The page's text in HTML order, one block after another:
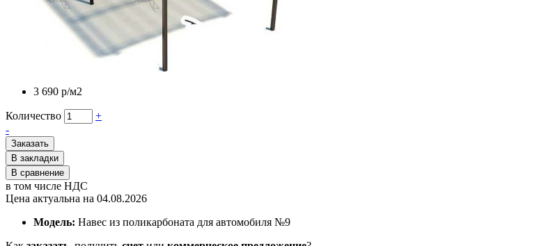
3 690 р/м2
Количество
+
-
Заказать
В закладки
В сравнение
в том числе НДС
Цена актуальна на 04.08.2026
Модель: Навес из поликарбоната для автомобиля №9